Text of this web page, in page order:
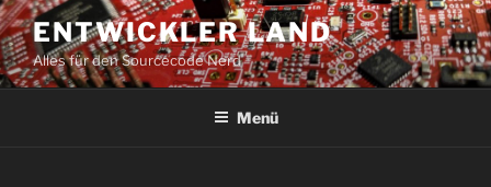
Zum
Inhalt
springen
ENTWICKLER LAND
Alles für den Sourcecode Nerd
Menü